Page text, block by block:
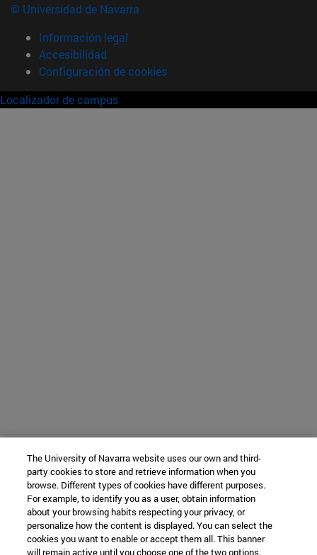
© Universidad de Navarra
Información legal
Accesibilidad
Configuración de cookies
Localizador de campus
The University of Navarra website uses our own and third-
party cookies to store and retrieve information when you
browse. Different types of cookies have different purposes.
For example, to identify you as a user, obtain information
about your browsing habits respecting your privacy, or
personalize how the content is displayed. You can select the
cookies you want to enable or accept them all. This banner
will remain active until you choose one of the two options.